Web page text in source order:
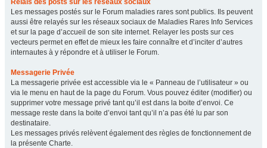
Relais des posts sur les réseaux sociaux
Les messages postés sur le Forum maladies rares sont publics. Ils peuvent
aussi être relayés sur les réseaux sociaux de Maladies Rares Info Services
et sur la page d’accueil de son site internet. Relayer les posts sur ces
vecteurs permet en effet de mieux les faire connaître et d’inciter d’autres
internautes à y répondre et à utiliser le Forum.
Messagerie Privée
La messagerie privée est accessible via le « Panneau de l’utilisateur » ou
via le menu en haut de la page du Forum. Vous pouvez éditer (modifier) ou
supprimer votre message privé tant qu’il est dans la boite d’envoi. Ce
message reste dans la boite d’envoi tant qu’il n’a pas été lu par son
destinataire.
Les messages privés relèvent également des règles de fonctionnement de
la présente Charte.